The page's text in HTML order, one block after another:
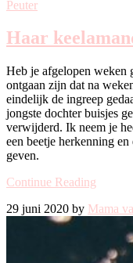
Peuter
Haar
Heb je afgelopen weken
ontgaan zijn dat na
eindelijk de ingreep
jongste dochter buisjes
verwijderd. Ik neem je
een beetje herkenning
geven.
Continue Reading
29 juni 2020 by Mama